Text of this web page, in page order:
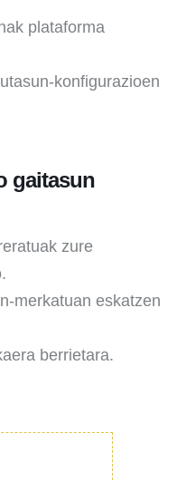
plataforma
konfigurazioen
gaitasun
zure
merkatuan eskatzen
berrietara.